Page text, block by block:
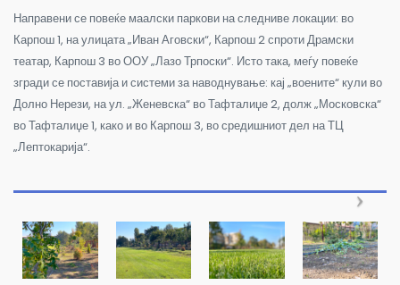
Направени се повеќе маалски паркови на следниве локации: во
Карпош 1, на улицата „Иван Аговски“, Карпош 2 спроти Драмски
театар, Карпош 3 во ООУ „Лазо Трпоски“. Исто така, меѓу повеќе
згради се поставија и системи за наводнување: кај „воените“ кули во
Долно Нерези, на ул. „Женевска“ во Тафталиџе 2, долж „Московска“
во Тафталиџе 1, како и во Карпош 3, во средишниот дел на ТЦ
„Лептокарија“.